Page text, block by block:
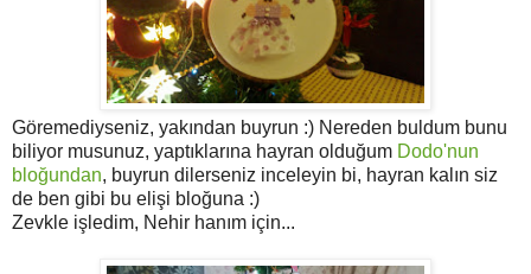
Göremediyseniz, yakından buyrun :) Nereden buldum bunu
biliyor musunuz, yaptıklarına hayran olduğum Dodo'nun
bloğundan, buyrun dilerseniz inceleyin bi, hayran kalın siz
de ben gibi bu elişi bloğuna :)
Zevkle işledim, Nehir hanım için...